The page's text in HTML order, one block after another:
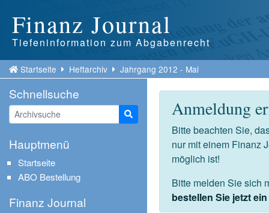
Finanz Journal
Tiefeninformation zum Abgabenrecht
Startseite Heftarchiv Jahrgang 2012 - Mai
Anmeldung
Bitte beachten Sie,
nur mit einem Finanz
möglich ist!
Bitte melden Sie sich
bestellen Sie jetzt
Schnellsuche
Suche starten
Hauptmenü
Startseite
ABO Bestellung
Finanz Journal